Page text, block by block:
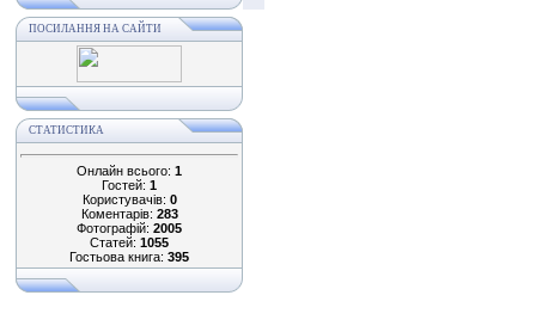
ПОСИЛАННЯ НА САЙТИ
СТАТИСТИКА
Онлайн всього: 1
Гостей: 1
Користувачів: 0
Коментарів: 283
Фотографій: 2005
Статей: 1055
Гостьова книга: 395